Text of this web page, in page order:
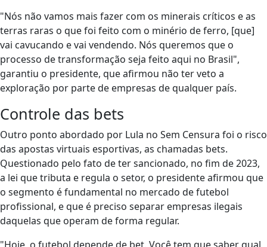
"Nós não vamos mais fazer com os minerais críticos e as
terras raras o que foi feito com o minério de ferro, [que]
vai cavucando e vai vendendo. Nós queremos que o
processo de transformação seja feito aqui no Brasil",
garantiu o presidente, que afirmou não ter veto a
exploração por parte de empresas de qualquer país.
Controle das bets
Outro ponto abordado por Lula no Sem Censura foi o risco
das apostas virtuais esportivas, as chamadas bets.
Questionado pelo fato de ter sancionado, no fim de 2023,
a lei que tributa e regula o setor, o presidente afirmou que
o segmento é fundamental no mercado de futebol
profissional, e que é preciso separar empresas ilegais
daquelas que operam de forma regular.